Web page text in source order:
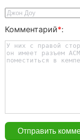
Комментарий*: